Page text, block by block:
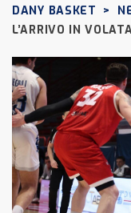
DANY BASKET >
L’ARRIVO IN